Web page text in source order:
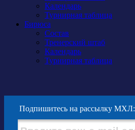
Календарь
Турнирная таблица
Бирюса
Состав
Тренерский штаб
Календарь
Турнирная таблица
Подпишитесь на рассылку МХЛ: